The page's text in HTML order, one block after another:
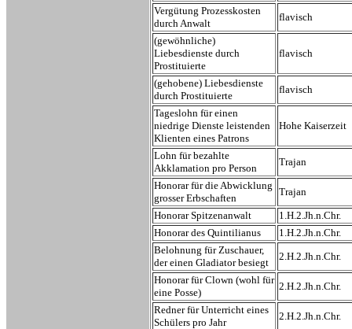
Vergütung Prozesskosten
durch Anwalt
flavisch
(gewöhnliche)
Liebesdienste durch
Prostituierte
flavisch
(gehobene) Liebesdienste
durch Prostituierte
flavisch
Tageslohn für einen
niedrige Dienste leistenden
Klienten eines Patrons
Hohe Kaiserzeit
Lohn für bezahlte
Akklamation pro Person
Trajan
Honorar für die Abwicklung
grosser Erbschaften
Trajan
Honorar Spitzenanwalt
1.H.2.Jh.n.Chr.
Honorar des Quintilianus
1.H.2.Jh.n.Chr.
Belohnung für Zuschauer,
der einen Gladiator besiegt
2.H.2.Jh.n.Chr.
Honorar für Clown (wohl für
eine Posse)
2.H.2.Jh.n.Chr.
Redner für Unterricht eines
Schülers pro Jahr
2.H.2.Jh.n.Chr.